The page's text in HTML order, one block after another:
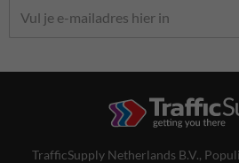
TrafficSupply Netherlands B.V.,